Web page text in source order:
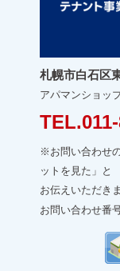
札幌市白石区
アパマンショッ
※お問い合わせ
ットを見た」と
お伝えいただき
お問い合わせ番